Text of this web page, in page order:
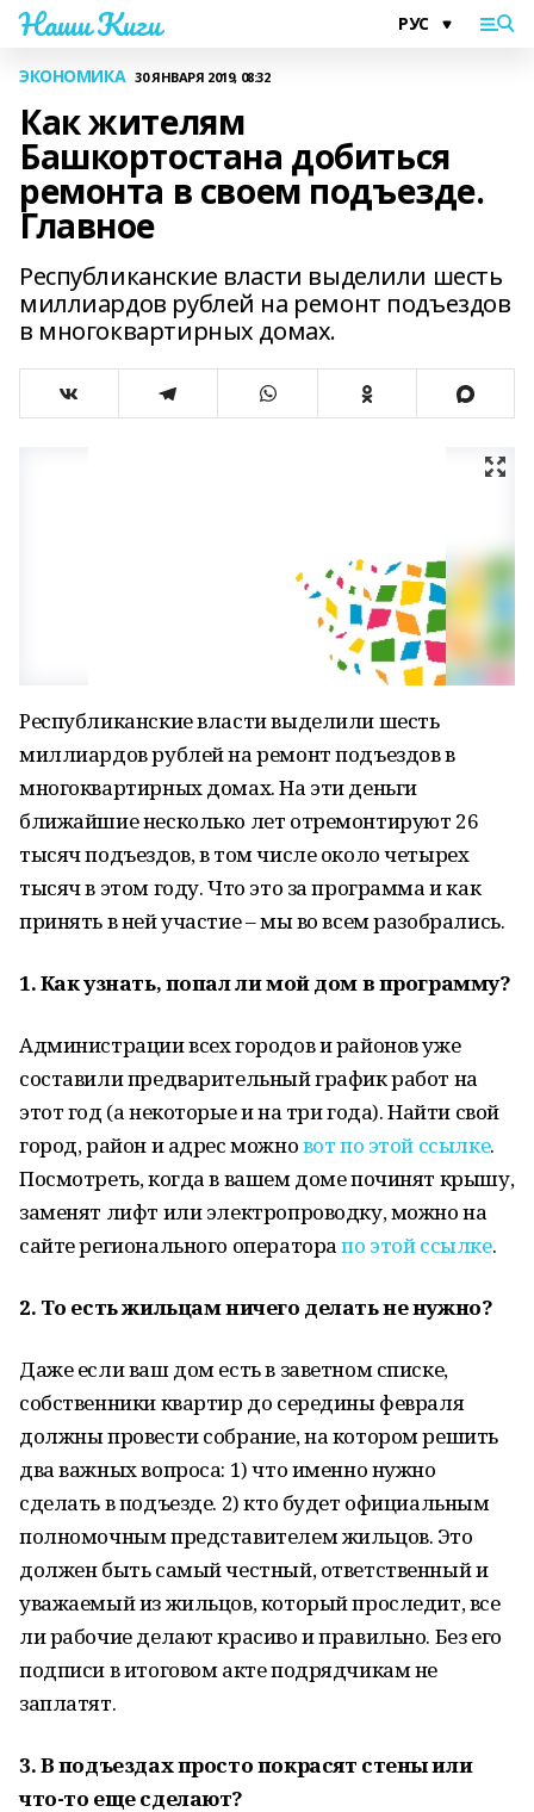
Наши Киги
ЭКОНОМИКА 30 ЯНВАРЯ 2019, 08:32
Как жителям
Башкортостана добиться
ремонта в своем подъезде.
Главное
Республиканские власти выделили шесть
миллиардов рублей на ремонт подъездов
в многоквартирных домах.
Республиканские власти выделили шесть
миллиардов рублей на ремонт подъездов в
многоквартирных домах. На эти деньги
ближайшие несколько лет отремонтируют 26
тысяч подъездов, в том числе около четырех
тысяч в этом году. Что это за программа и как
принять в ней участие – мы во всем разобрались.
1. Как узнать, попал ли мой дом в программу?
Администрации всех городов и районов уже
составили предварительный график работ на
этот год (а некоторые и на три года). Найти свой
город, район и адрес можновот по этой ссылке.
Посмотреть, когда в вашем доме починят крышу,
заменят лифт или электропроводку, можно на
сайте регионального операторапо этой ссылке.
2. То есть жильцам ничего делать не нужно?
Даже если ваш дом есть в заветном списке,
собственники квартир до середины февраля
должны провести собрание, на котором решить
два важных вопроса: 1) что именно нужно
сделать в подъезде. 2) кто будет официальным
полномочным представителем жильцов. Это
должен быть самый честный, ответственный и
уважаемый из жильцов, который проследит, все
ли рабочие делают красиво и правильно. Без его
подписи в итоговом акте подрядчикам не
заплатят.
3. В подъездах просто покрасят стены или
что-то еще сделают?